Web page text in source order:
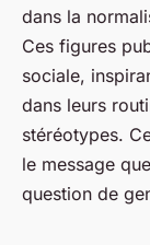
dans la
Ces figures
sociale,
dans leurs
stéréotypes.
le message
question de